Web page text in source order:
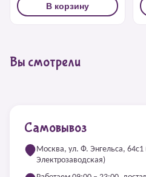
В корзину
Вы смотрели
Самовывоз
Москва, ул. Ф. Энгельса,
Электрозаводская)